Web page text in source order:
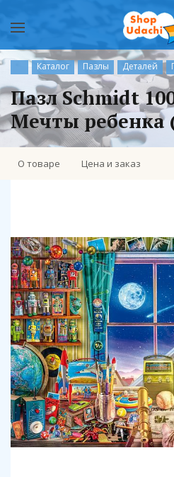
Каталог Пазлы Деталей
Пазл Schmidt
Мечты ребенка
О товаре Цена и заказ